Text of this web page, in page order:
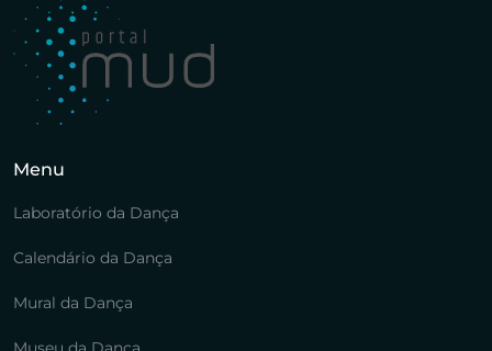
Menu
Laboratório da Dança
Calendário da Dança
Mural da Dança